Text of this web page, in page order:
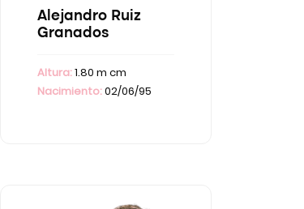
Alejandro Ruiz
Granados
Altura:1.80 m cm
Nacimiento:02/06/95